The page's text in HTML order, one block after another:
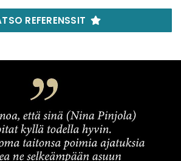
REFERENSSIT